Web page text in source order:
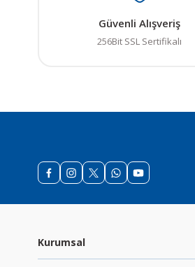
Güvenli Alışveriş
256Bit SSL Sertifikalı
Kurumsal